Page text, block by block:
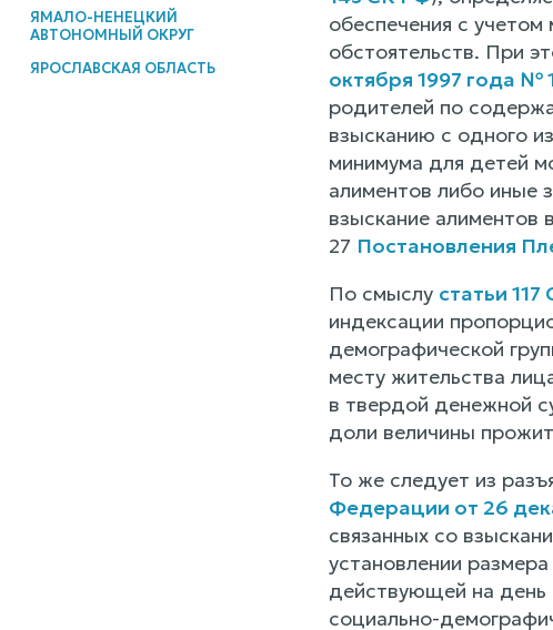
ЯМАЛО-НЕНЕЦКИЙ
АВТОНОМНЫЙ ОКРУГ
ЯРОСЛАВСКАЯ ОБЛАСТЬ
обеспечения с
обстоятельств. При
октября 1997 года №
родителей по
взысканию с одного
минимума для детей
алиментов либо иные
взыскание
27 Постановления
По смыслу статьи
индексации
демографической
месту жительства
в твердой денежной
доли величины
То же следует из
Федерации от 26
связанных со
установлении
действующей на день
социально-